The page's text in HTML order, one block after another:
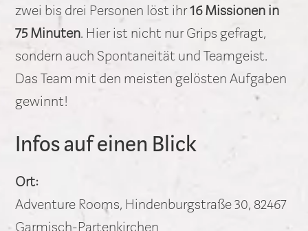
zwei bis drei Personen löst ihr16 Missionen in
75 Minuten. Hier ist nicht nur Grips gefragt,
sondern auch Spontaneität und Teamgeist.
Das Team mit den meisten gelösten Aufgaben
gewinnt!
Infos auf einen Blick
Ort:
Adventure Rooms, Hindenburgstraße 30, 82467